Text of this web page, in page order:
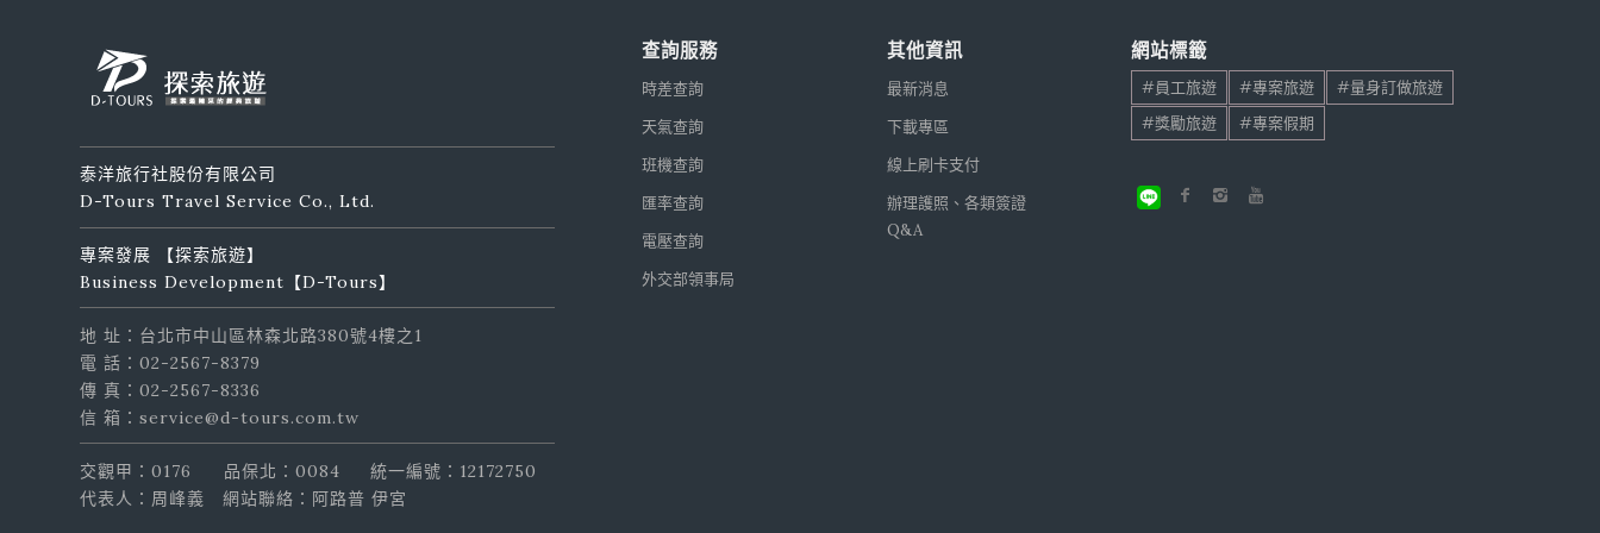
泰洋旅行社股份有限公司
D-Tours Travel Service Co., Ltd.
專案發展 【探索旅遊】
Business Development【D-Tours】
地 址：台北市中山區林森北路380號4樓之1
電 話：02-2567-8379
傳 真：02-2567-8336
信 箱：service@d-tours.com.tw
交觀甲：0176 品保北：0084
統一編號：12172750
代表人：周峰義
網站聯絡：阿路普 伊宮
查詢服務
時差查詢
天氣查詢
班機查詢
匯率查詢
電壓查詢
外交部領事局
其他資訊
最新消息
下載專區
線上刷卡支付
辦理護照、各類簽證
Q&A
網站標籤
#員工旅遊
#專案旅遊
#量身訂做旅遊
#獎勵旅遊
#專案假期